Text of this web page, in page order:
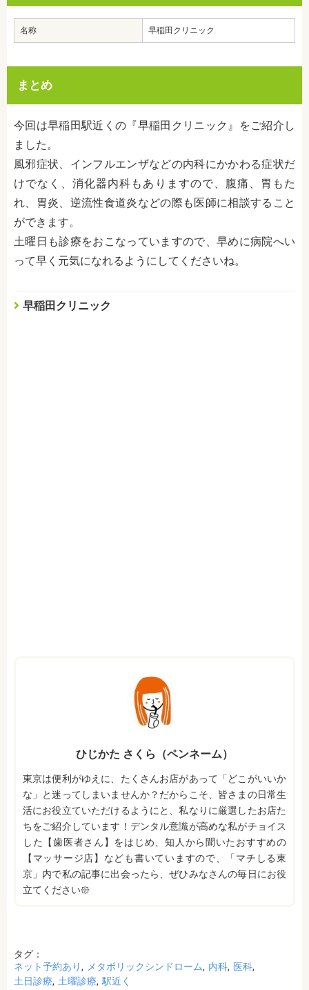
名称 早稲田クリニック
まとめ
今回は早稲田駅近くの『早稲田クリニック』をご紹介し
ました。
風邪症状、インフルエンザなどの内科にかかわる症状だ
けでなく、消化器内科もありますので、腹痛、胃もた
れ、胃炎、逆流性食道炎などの際も医師に相談すること
ができます。
土曜日も診療をおこなっていますので、早めに病院へい
って早く元気になれるようにしてくださいね。
早稲田クリニック
ひじかた さくら（ペンネーム）
東京は便利がゆえに、たくさんお店があって「どこがいいか
な」と迷ってしまいませんか？だからこそ、皆さまの日常生
活にお役立ていただけるようにと、私なりに厳選したお店た
ちをご紹介しています！デンタル意識が高めな私がチョイス
した【歯医者さん】をはじめ、知人から聞いたおすすめの
【マッサージ店】なども書いていますので、「マチしる東
京」内で私の記事に出会ったら、ぜひみなさんの毎日にお役
立てください𑁍
タグ：
ネット予約あり
メタボリックシンドローム 内科
医科
土日診療
土曜診療 駅近く